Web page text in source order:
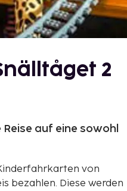
2
auf eine sowohl
von
bezahlen. Diese werden